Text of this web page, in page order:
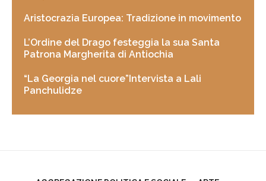
Aristocrazia Europea: Tradizione in movimento
L’Ordine del Drago festeggia la sua Santa
Patrona Margherita di Antiochia
“La Georgia nel cuore”Intervista a Lali
Panchulidze